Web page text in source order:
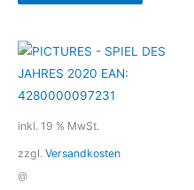
inkl. 19 % MwSt.
zzgl. Versandkosten
@